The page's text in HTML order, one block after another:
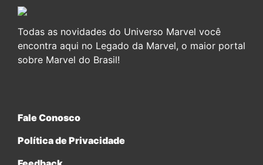
Todas as novidades do Universo Marvel você
encontra aqui no Legado da Marvel, o maior portal
sobre Marvel do Brasil!
Fale Conosco
Política de Privacidade